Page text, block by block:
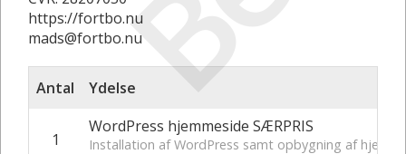
https://fortbo.nu
mads@fortbo.nu
Antal Ydelse
1
WordPress hjemmeside SÆRPRIS
Installation af WordPress samt opbygning af